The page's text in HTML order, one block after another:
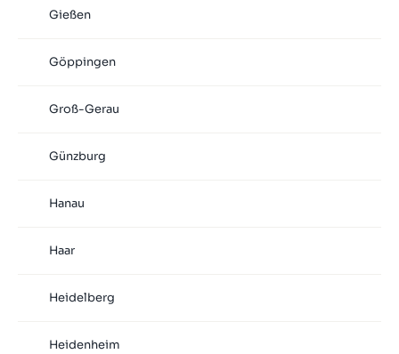
Gießen
Göppingen
Groß-Gerau
Günzburg
Hanau
Haar
Heidelberg
Heidenheim